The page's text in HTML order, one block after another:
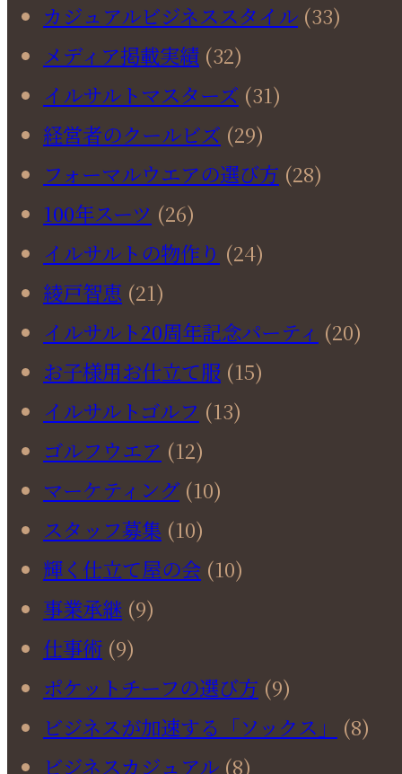
カジュアルビジネススタイル (33)
メディア掲載実績 (32)
イルサルトマスターズ (31)
経営者のクールビズ (29)
フォーマルウエアの選び方 (28)
100年スーツ (26)
イルサルトの物作り (24)
綾戸智恵 (21)
イルサルト20周年記念パーティ (20)
お子様用お仕立て服 (15)
イルサルトゴルフ (13)
ゴルフウエア (12)
マーケティング(10)
スタッフ募集 (10)
輝く仕立て屋の会 (10)
事業承継 (9)
仕事術 (9)
ポケットチーフの選び方 (9)
ビジネスが加速する「ソックス」
(8)
ビジネスカジュアル (8)